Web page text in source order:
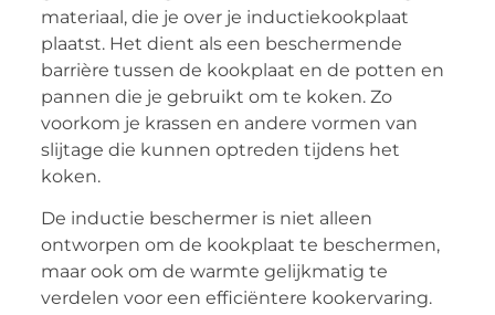
materiaal, die je over je inductiekookplaat
plaatst. Het dient als een beschermende
barrière tussen de kookplaat en de potten en
pannen die je gebruikt om te koken. Zo
voorkom je krassen en andere vormen van
slijtage die kunnen optreden tijdens het
koken.
De inductie beschermer is niet alleen
ontworpen om de kookplaat te beschermen,
maar ook om de warmte gelijkmatig te
verdelen voor een efficiëntere kookervaring.